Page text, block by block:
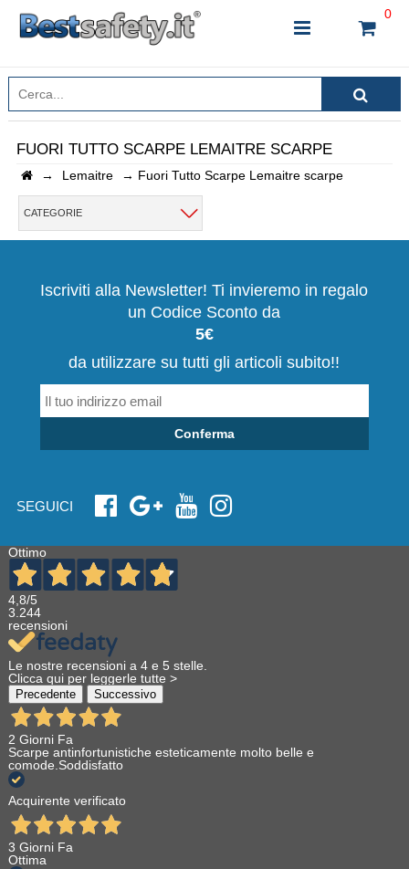
0
INSERISCI IL NOME DEL PRODOTTO CHE STAI
CERCANDO
CHIUDI RICERCA
FUORI TUTTO SCARPE LEMAITRE SCARPE
→ Lemaitre → Fuori Tutto Scarpe Lemaitre scarpe
CATEGORIE
Iscriviti alla Newsletter! Ti invieremo in regalo
un Codice Sconto da
5€
da utilizzare su tutti gli articoli subito!!
Conferma
SEGUICI
Ottimo
4,8/5
3.244
recensioni
Le nostre recensioni a 4 e 5 stelle.
Clicca qui per leggerle tutte >
Precedente Successivo
2 Giorni Fa
Scarpe antinfortunistiche esteticamente molto belle e
comode.Soddisfatto
Acquirente verificato
3 Giorni Fa
Ottima